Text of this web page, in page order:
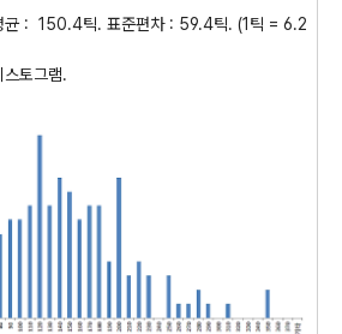
균 : 150.4틱. 표준편차 : 59.4틱. (1틱 = 6.2
토그램.